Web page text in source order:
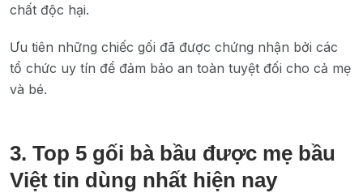
chất độc hại.
Ưu tiên những chiếc gối đã được chứng nhận bởi các
tổ chức uy tín để đảm bảo an toàn tuyệt đối cho cả mẹ
và bé.
3. Top 5 gối bà bầu được mẹ bầu
Việt tin dùng nhất hiện nay